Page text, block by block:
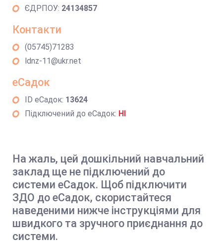
ЄДРПОУ: 24134857
Контакти
(05745)71283
ldnz-11@ukr.net
еСадок
ID еСадок: 13624
Підключений до еСадок: НІ
На жаль, цей дошкільний навчальний
заклад ще не підключений до
системи еСадок. Щоб підключити
ЗДО до еСадок, скористайтеся
наведеними нижче інструкціями для
швидкого та зручного приєднання до
системи.